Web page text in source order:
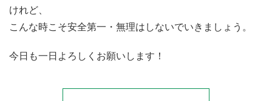
けれど、
こんな時こそ安全第一・無理はしないでいきましょう。
今日も一日よろしくお願いします！